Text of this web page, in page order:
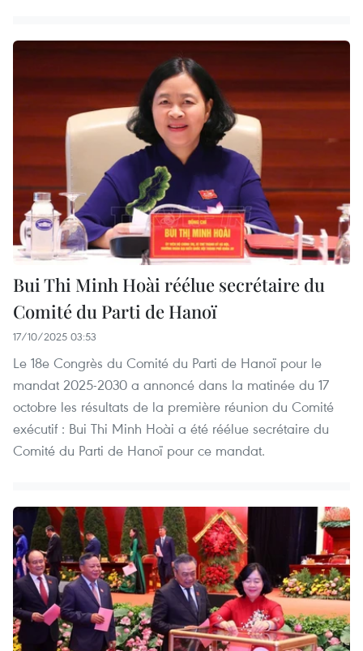
Bui Thi Minh Hoài réélue secrétaire du
Comité du Parti de Hanoï
17/10/2025 03:53
Le 18e Congrès du Comité du Parti de Hanoï pour le
mandat 2025-2030 a annoncé dans la matinée du 17
octobre les résultats de la première réunion du Comité
exécutif : Bui Thi Minh Hoài a été réélue secrétaire du
Comité du Parti de Hanoï pour ce mandat.